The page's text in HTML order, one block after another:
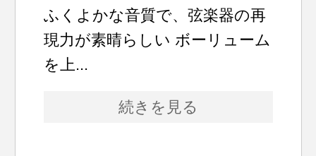
ふくよかな音質で、弦楽器の再
現力が素晴らしい ボーリューム
を上...
続きを見る